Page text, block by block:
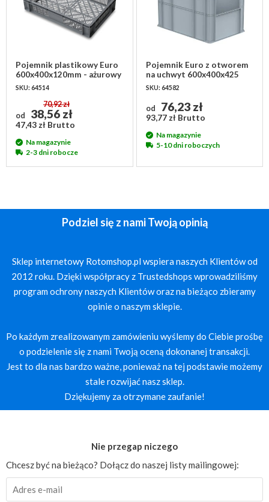
Pojemnik plastikowy Euro
600x400x120mm - ażurowy
SKU: 64514
od
70,92 zł
38,56 zł
47,43 zł Brutto
Na magazynie
2-3 dni robocze
Pojemnik Euro z otworem
na uchwyt 600x400x425
mm - pojemność 102 litry
SKU: 64582
od 76,23 zł
93,77 zł Brutto
Na magazynie
5-10 dni roboczych
Podziel się z nami Twoją opinią
Sklep internetowy Rotomshop.pl wspiera naszych Klientów od
2012 roku. Dzięki współpracy z Trustedshops wprowadziliśmy
program ochrony naszych Klientów oraz na bieżąco zbieramy
opinie o naszym sklepie.
Po każdym zrealizowanym zamówieniu wyślemy do Ciebie prośbę
o podzielenie się z nami Twoją oceną dokonanej transakcji.
Jest to dla nas bardzo ważne, ponieważ na tej podstawie możemy
stale rozwijać nasz sklep.
Dziękujemy za otrzymane zaufanie!
Nie przegap niczego
Chcesz być na bieżąco? Dołącz do naszej listy mailingowej: